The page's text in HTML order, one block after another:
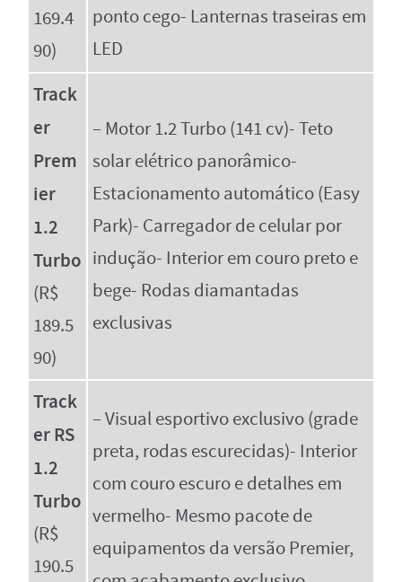
169.4
90)
ponto cego- Lanternas traseiras em
LED
Track
er
Prem
ier
1.2
Turbo
(R$
189.5
90)
– Motor 1.2 Turbo (141 cv)- Teto
solar elétrico panorâmico-
Estacionamento automático (Easy
Park)- Carregador de celular por
indução- Interior em couro preto e
bege- Rodas diamantadas
exclusivas
Track
er RS
1.2
Turbo
(R$
190.5
– Visual esportivo exclusivo (grade
preta, rodas escurecidas)- Interior
com couro escuro e detalhes em
vermelho- Mesmo pacote de
equipamentos da versão Premier,